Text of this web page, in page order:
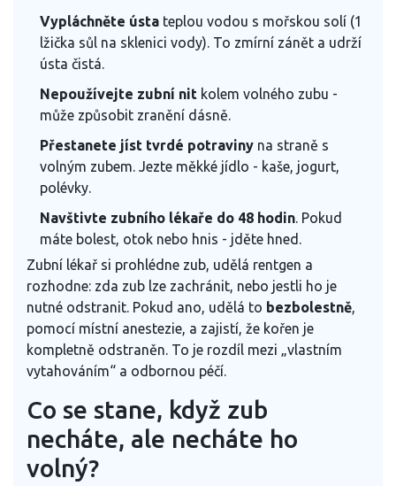
Vypláchněte ústa teplou vodou s mořskou solí (1
lžička sůl na sklenici vody). To zmírní zánět a udrží
ústa čistá.
Nepoužívejte zubní nit kolem volného zubu -
může způsobit zranění dásně.
Přestanete jíst tvrdé potraviny na straně s
volným zubem. Jezte měkké jídlo - kaše, jogurt,
polévky.
Navštivte zubního lékaře do 48 hodin . Pokud
máte bolest, otok nebo hnis - jděte hned.
Zubní lékař si prohlédne zub, udělá rentgen a
rozhodne: zda zub lze zachránit, nebo jestli ho je
nutné odstranit. Pokud ano, udělá to bezbolestně
pomocí místní anestezie, a zajistí, že kořen je
kompletně odstraněn. To je rozdíl mezi „vlastním
vytahováním“ a odbornou péčí.
Co se stane, když zub
necháte, ale necháte ho
volný?